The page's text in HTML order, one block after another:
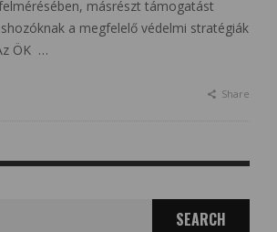
másrészt támogatást
a megfelelő védelmi stratégiák
ÖK …
Share